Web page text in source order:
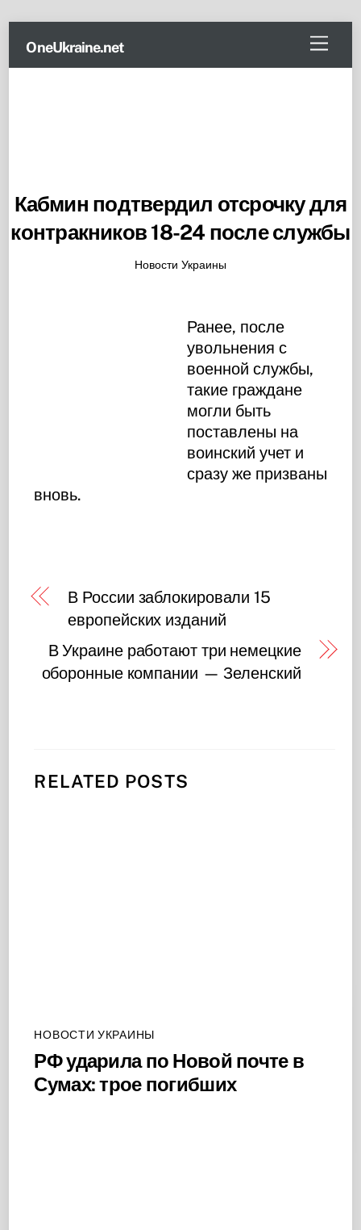
content
Menu
OneUkraine.net
Кабмин подтвердил отсрочку для
контракников 18-24 после службы
Новости Украины
Ранее, после
увольнения с
военной службы,
такие граждане
могли быть
поставлены на
воинский учет и
сразу же призваны
вновь.
В России заблокировали 15
европейских изданий
В Украине работают три немецкие
оборонные компании — Зеленский
RELATED POSTS
НОВОСТИ УКРАИНЫ
РФ ударила по Новой почте в
Сумах: трое погибших